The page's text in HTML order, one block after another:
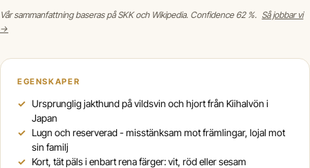
Vår sammanfattning baseras på SKK och Wikipedia. Confidence 62 %. Så jobbar vi
→
EGENSKAPER
Ursprunglig jakthund på vildsvin och hjort från Kiihalvön i
Japan
Lugn och reserverad - misstänksam mot främlingar, lojal mot
sin familj
Kort, tät päls i enbart rena färger: vit, röd eller sesam